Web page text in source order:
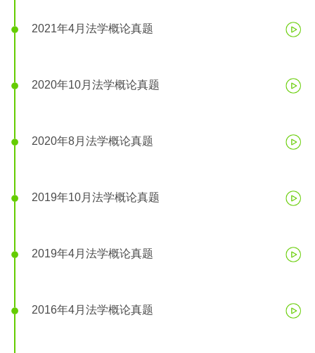
2022年10月法学概论真题
2021年4月法学概论真题
2020年10月法学概论真题
2020年8月法学概论真题
2019年10月法学概论真题
2019年4月法学概论真题
2016年4月法学概论真题